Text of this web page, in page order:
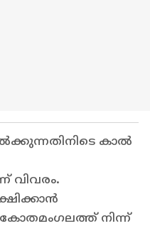
കാൽ
വിവരം.
കോതമംഗലത്ത് നിന്ന്